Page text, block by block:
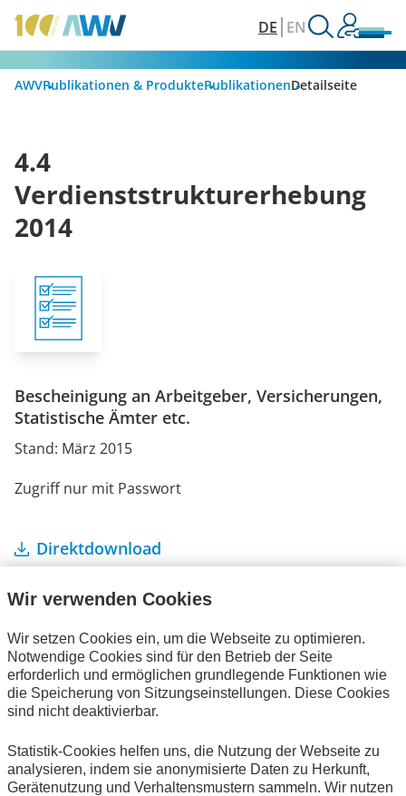
DE EN
AWVPublikationen & ProduktePublikationenDetailseite
Ihre Bestellung
Es befinden sich keine Artikel in Ihrem Warenkorb.
4.4
Verdienststrukturerhebung
2014
Bescheinigung an Arbeitgeber, Versicherungen,
Statistische Ämter etc.
Stand: März 2015
Zugriff nur mit Passwort
Direktdownload
Wir verwenden Cookies
Wir setzen Cookies ein, um die Webseite zu optimieren.
Notwendige Cookies sind für den Betrieb der Seite
erforderlich und ermöglichen grundlegende Funktionen wie
die Speicherung von Sitzungseinstellungen. Diese Cookies
sind nicht deaktivierbar.
Statistik-Cookies helfen uns, die Nutzung der Webseite zu
analysieren, indem sie anonymisierte Daten zu Herkunft,
Gerätenutzung und Verhaltensmustern sammeln. Wir nutzen